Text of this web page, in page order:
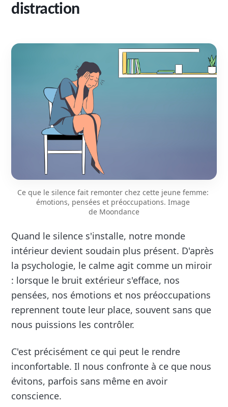
distraction
Ce que le silence fait remonter chez cette jeune femme:
émotions, pensées et préoccupations. Image
de Moondance
Quand le silence s'installe, notre monde
intérieur devient soudain plus présent. D'après
la psychologie, le calme agit comme un miroir
: lorsque le bruit extérieur s'efface, nos
pensées, nos émotions et nos préoccupations
reprennent toute leur place, souvent sans que
nous puissions les contrôler.
C'est précisément ce qui peut le rendre
inconfortable. Il nous confronte à ce que nous
évitons, parfois sans même en avoir
conscience.